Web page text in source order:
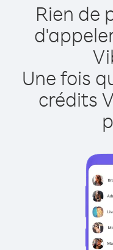
Rien de
Une fois
crédits